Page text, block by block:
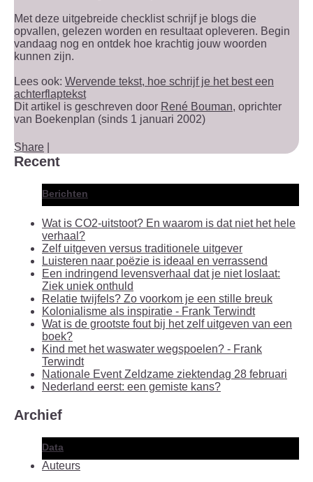
Met deze uitgebreide checklist schrijf je blogs die
opvallen, gelezen worden en resultaat opleveren. Begin
vandaag nog en ontdek hoe krachtig jouw woorden
kunnen zijn.
Lees ook: Wervende tekst, hoe schrijf je het best een
achterflaptekst
Dit artikel is geschreven door René Bouman, oprichter
van Boekenplan (sinds 1 januari 2002)
Share
Recent
Berichten
Wat is CO2-uitstoot? En waarom is dat niet het hele
verhaal?
Zelf uitgeven versus traditionele uitgever
Luisteren naar poëzie is ideaal en verrassend
Een indringend levensverhaal dat je niet loslaat:
Ziek uniek onthuld
Relatie twijfels? Zo voorkom je een stille breuk
Kolonialisme als inspiratie - Frank Terwindt
Wat is de grootste fout bij het zelf uitgeven van een
boek?
Kind met het waswater wegspoelen? - Frank
Terwindt
Nationale Event Zeldzame ziektendag 28 februari
Nederland eerst: een gemiste kans?
Archief
Data
Auteurs